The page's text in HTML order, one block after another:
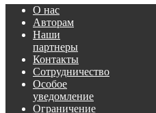
О нас
Авторам
Наши
партнеры
Контакты
Сотрудничество
Особое
уведомление
Ограничение